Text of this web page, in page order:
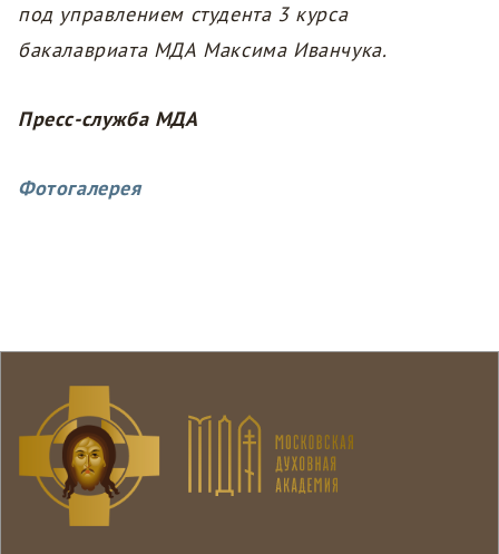
под управлением студента 3 курса
бакалавриата МДА Максима Иванчука.
Пресс-служба МДА
Фотогалерея